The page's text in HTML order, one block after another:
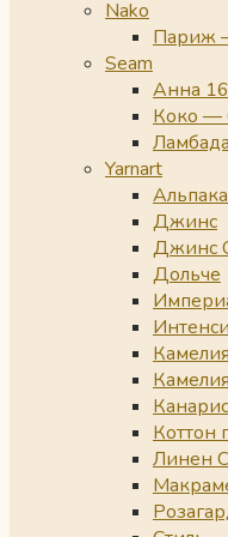
Nako
Париж
Seam
Анна
Коко —
Yarnart
Джинс
Джинс
Дольче
Камелия
Канарис
Коттон
Линен